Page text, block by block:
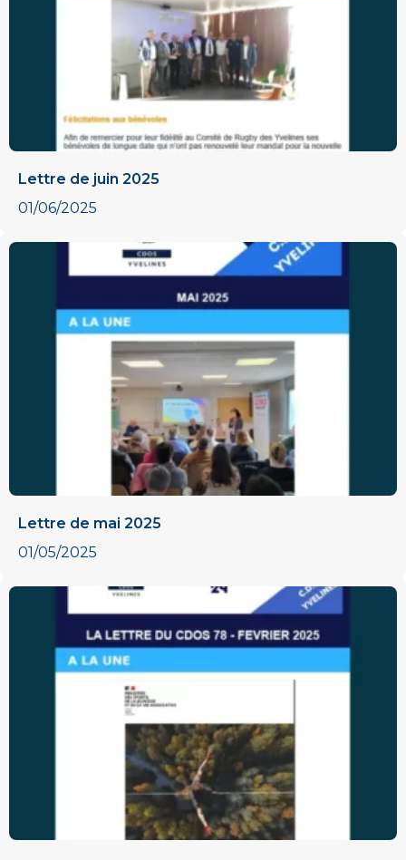
Lettre de juin 2025
01/06/2025
Lettre de mai 2025
01/05/2025